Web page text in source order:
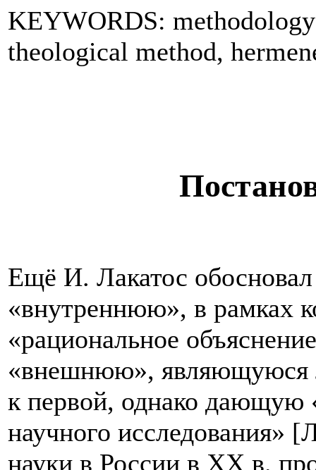
KEYWORDS:
theological method,
Ещё И. Лакатос обосновал
«внутреннюю», в рамках
«рациональное
«внешнюю», являющуюся
к первой, однако дающую
научного исследования»
науки в России в ХХ в.